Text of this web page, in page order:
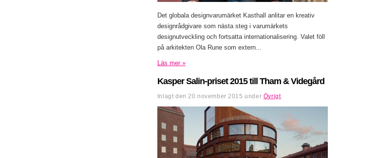
Det globala designvarumärket Kasthall anlitar en kreativ
designrådgivare som nästa steg i varumärkets
designutveckling och fortsatta internationalisering. Valet föll
på arkitekten Ola Rune som extern...
Läs mer »
Kasper Salin-priset 2015 till Tham & Videgård
Inlagt den 20 november 2015 under Övrigt.